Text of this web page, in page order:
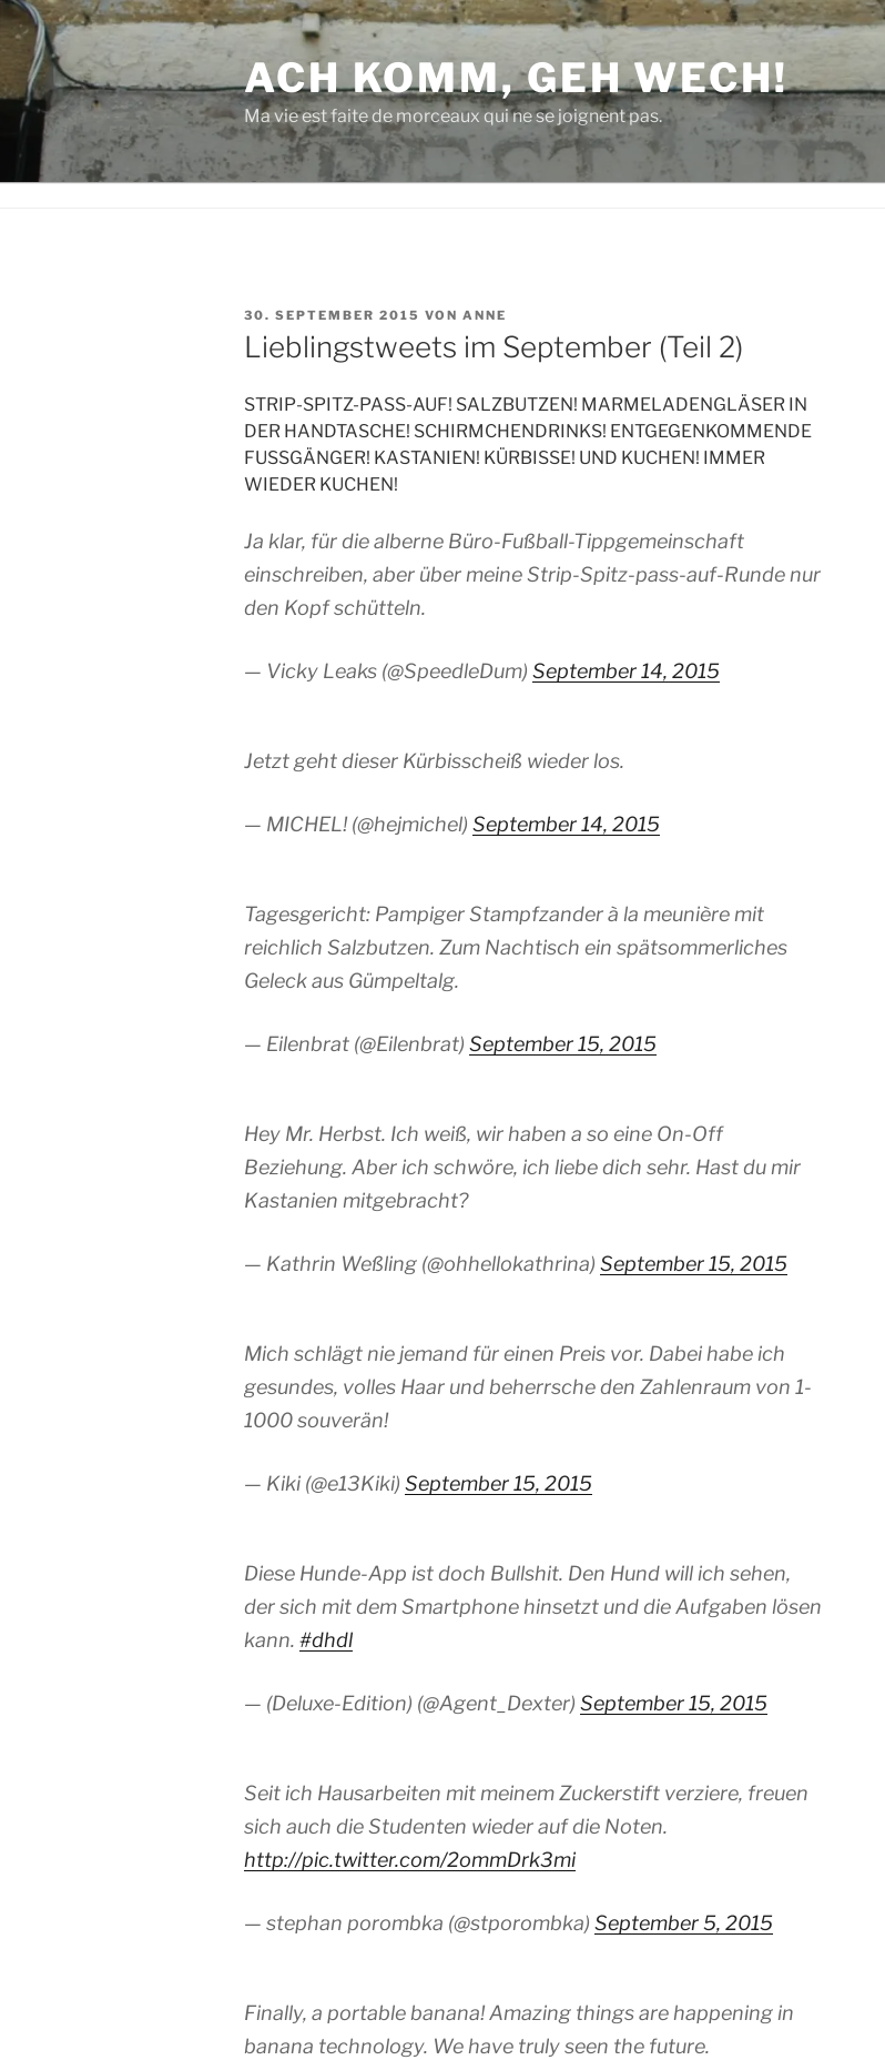
Zum
Inhalt
springen
ACH KOMM, GEH WECH!
Ma vie est faite de morceaux qui ne se joignent pas.
VERÖFFENTLICHT
AM
30. SEPTEMBER 2015 VON ANNE
Lieblingstweets im September (Teil 2)
STRIP-SPITZ-PASS-AUF! SALZBUTZEN! MARMELADENGLÄSER IN
DER HANDTASCHE! SCHIRMCHENDRINKS! ENTGEGENKOMMENDE
FUSSGÄNGER! KASTANIEN! KÜRBISSE! UND KUCHEN! IMMER
WIEDER KUCHEN!
Ja klar, für die alberne Büro-Fußball-Tippgemeinschaft
einschreiben, aber über meine Strip-Spitz-pass-auf-Runde nur
den Kopf schütteln.
— Vicky Leaks (@SpeedleDum) September 14, 2015
Jetzt geht dieser Kürbisscheiß wieder los.
— MICHEL! (@hejmichel) September 14, 2015
Tagesgericht: Pampiger Stampfzander à la meunière mit
reichlich Salzbutzen. Zum Nachtisch ein spätsommerliches
Geleck aus Gümpeltalg.
— Eilenbrat (@Eilenbrat) September 15, 2015
Hey Mr. Herbst. Ich weiß, wir haben a so eine On-Off
Beziehung. Aber ich schwöre, ich liebe dich sehr. Hast du mir
Kastanien mitgebracht?
— Kathrin Weßling (@ohhellokathrina) September 15, 2015
Mich schlägt nie jemand für einen Preis vor. Dabei habe ich
gesundes, volles Haar und beherrsche den Zahlenraum von 1-
1000 souverän!
— Kiki (@e13Kiki) September 15, 2015
Diese Hunde-App ist doch Bullshit. Den Hund will ich sehen,
der sich mit dem Smartphone hinsetzt und die Aufgaben lösen
kann. #dhdl
— (Deluxe-Edition) (@Agent_Dexter) September 15, 2015
Seit ich Hausarbeiten mit meinem Zuckerstift verziere, freuen
sich auch die Studenten wieder auf die Noten.
http://pic.twitter.com/2ommDrk3mi
— stephan porombka (@stporombka) September 5, 2015
Finally, a portable banana! Amazing things are happening in
banana technology. We have truly seen the future.